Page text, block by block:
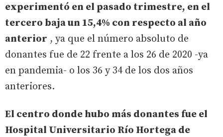
experimentó en el pasado trimestre, en el
tercero baja un 15,4% con respecto al año
anterior , ya que el número absoluto de
donantes fue de 22 frente a los 26 de 2020 -ya
en pandemia- o los 36 y 34 de los dos años
anteriores.
El centro donde hubo más donantes fue el
Hospital Universitario Río Hortega de